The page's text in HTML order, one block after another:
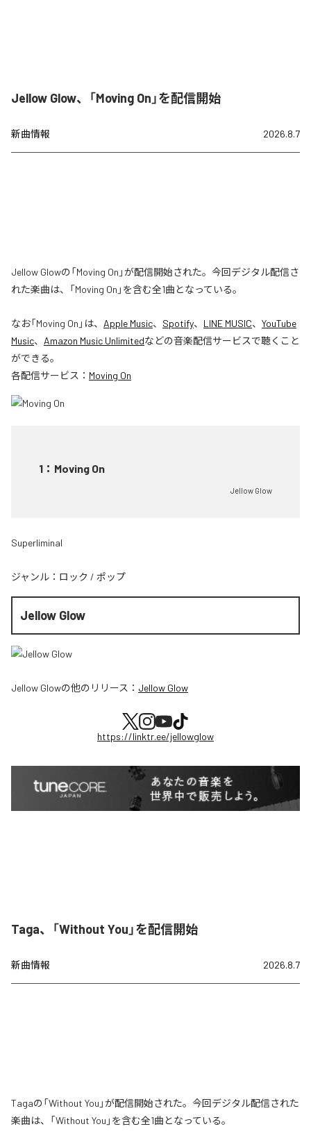
Jellow Glow、「Moving On」を配信開始
新曲情報 2026.8.7
Jellow Glowの「Moving On」が配信開始された。今回デジタル配信さ
れた楽曲は、「Moving On」を含む全1曲となっている。
なお「Moving On 」は、 Apple Music、 Spotify、 LINE MUSIC、 YouTube
Music、 Amazon Music Unlimitedなどの音楽配信サービスで聴くこと
ができる。
各配信サービス： Moving On
1 ： Moving On
Jellow Glow
Superliminal
ジャンル： ロック / ポップ
Jellow Glow
Jellow Glowの他のリリース： Jellow Glow
https://linktr.ee/jellowglow
Taga、「Without You」を配信開始
新曲情報 2026.8.7
Tagaの「Without You」が配信開始された。今回デジタル配信された
楽曲は、「Without You」を含む全1曲となっている。